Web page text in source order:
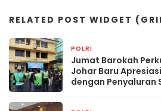
RELATED POST WIDGET
POLRI
Jumat Barokah
Johar Baru
dengan Penyaluran